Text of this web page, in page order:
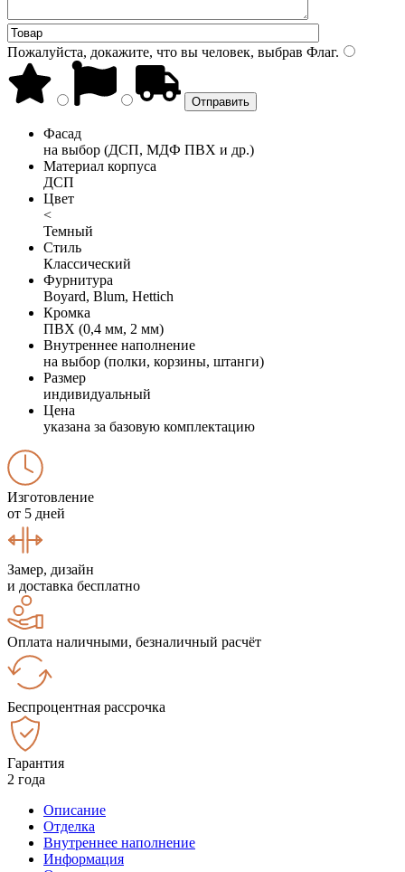
Пожалуйста, докажите, что вы человек, выбрав Флаг.
Фасад
на выбор (ДСП, МДФ ПВХ и др.)
Материал корпуса
ДСП
Цвет
<
Темный
Стиль
Классический
Фурнитура
Boyard, Blum, Hettich
Кромка
ПВХ (0,4 мм, 2 мм)
Внутреннее наполнение
на выбор (полки, корзины, штанги)
Размер
индивидуальный
Цена
указана за базовую комплектацию
Изготовление
от 5 дней
Замер, дизайн
и доставка бесплатно
Оплата наличными, безналичный расчёт
Беспроцентная рассрочка
Гарантия
2 года
Описание
Отделка
Внутреннее наполнение
Информация